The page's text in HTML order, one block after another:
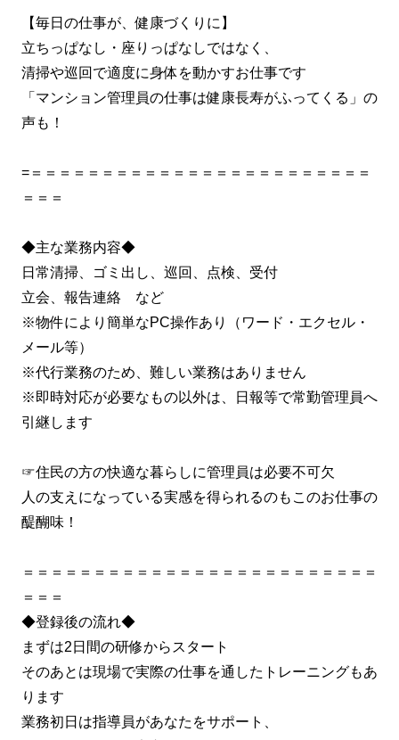
【毎日の仕事が、健康づくりに】
立ちっぱなし・座りっぱなしではなく、
清掃や巡回で適度に身体を動かすお仕事です
「マンション管理員の仕事は健康長寿がふってくる」の
声も！
=＝＝＝＝＝＝＝＝＝＝＝＝＝＝＝＝＝＝＝＝＝＝＝＝
＝＝＝
◆主な業務内容◆
日常清掃、ゴミ出し、巡回、点検、受付
立会、報告連絡 など
※物件により簡単なPC操作あり（ワード・エクセル・
メール等）
※代行業務のため、難しい業務はありません
※即時対応が必要なもの以外は、日報等で常勤管理員へ
引継します
☞住民の方の快適な暮らしに管理員は必要不可欠
人の支えになっている実感を得られるのもこのお仕事の
醍醐味！
＝＝＝＝＝＝＝＝＝＝＝＝＝＝＝＝＝＝＝＝＝＝＝＝＝
＝＝＝
◆登録後の流れ◆
まずは2日間の研修からスタート
そのあとは現場で実際の仕事を通したトレーニングもあ
ります
業務初日は指導員があなたをサポート、